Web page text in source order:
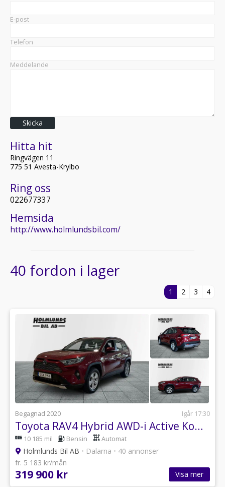
E-post
Telefon
Meddelande
Skicka
Hitta hit
Ringvägen 11
775 51 Avesta-Krylbo
Ring oss
022677337
Hemsida
http://www.holmlundsbil.com/
40 fordon i lager
1 2 3 4
Begagnad 2020 Igår 17:30
Toyota RAV4 Hybrid AWD-i Active Komfort pkt Drag
10 185 mil Bensin Automat
Holmlunds Bil AB • Dalarna • 40 annonser
fr. 5 183 kr/mån
319 900 kr Visa mer